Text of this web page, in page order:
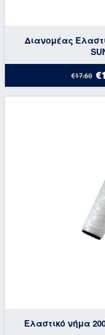
Διανομέας
€17.60
Ελαστικό νήμα